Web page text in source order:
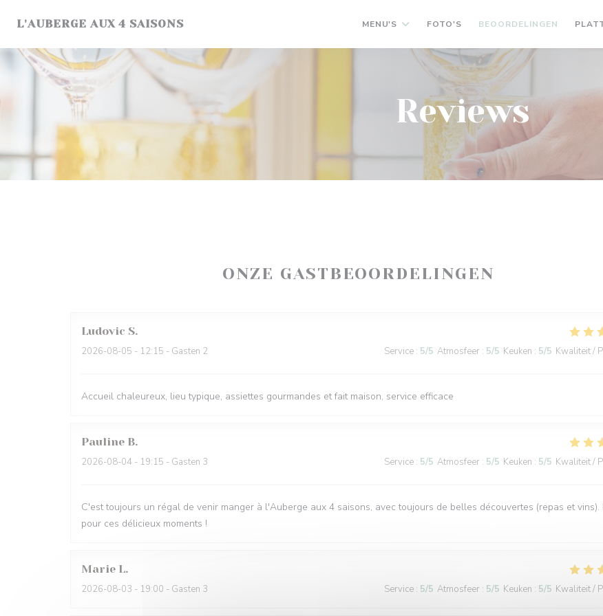
L'AUBERGE AUX 4 SAISONS MENU'S FOTO'S BEOORDELINGEN
Reviews
ONZE GASTBEOORDELINGEN
Ludovic S
2026-08-05 - 12:15 - Gasten 2 Service : 5/5 Atmosfeer : 5/5 Keuken : 5/5 Kwaliteit /
Accueil chaleureux, lieu typique, assiettes gourmandes et fait maison, service efficace
Pauline B
2026-08-04 - 19:15 - Gasten 3 Service : 5/5 Atmosfeer : 5/5 Keuken : 5/5 Kwaliteit /
C'est toujours un régal de venir manger à l'Auberge aux 4 saisons, avec toujours de belles découvertes (repas et vins).
pour ces délicieux moments !
Marie L
2026-08-03 - 19:00 - Gasten 3 Service : 5/5 Atmosfeer : 5/5 Keuken : 5/5 Kwaliteit /